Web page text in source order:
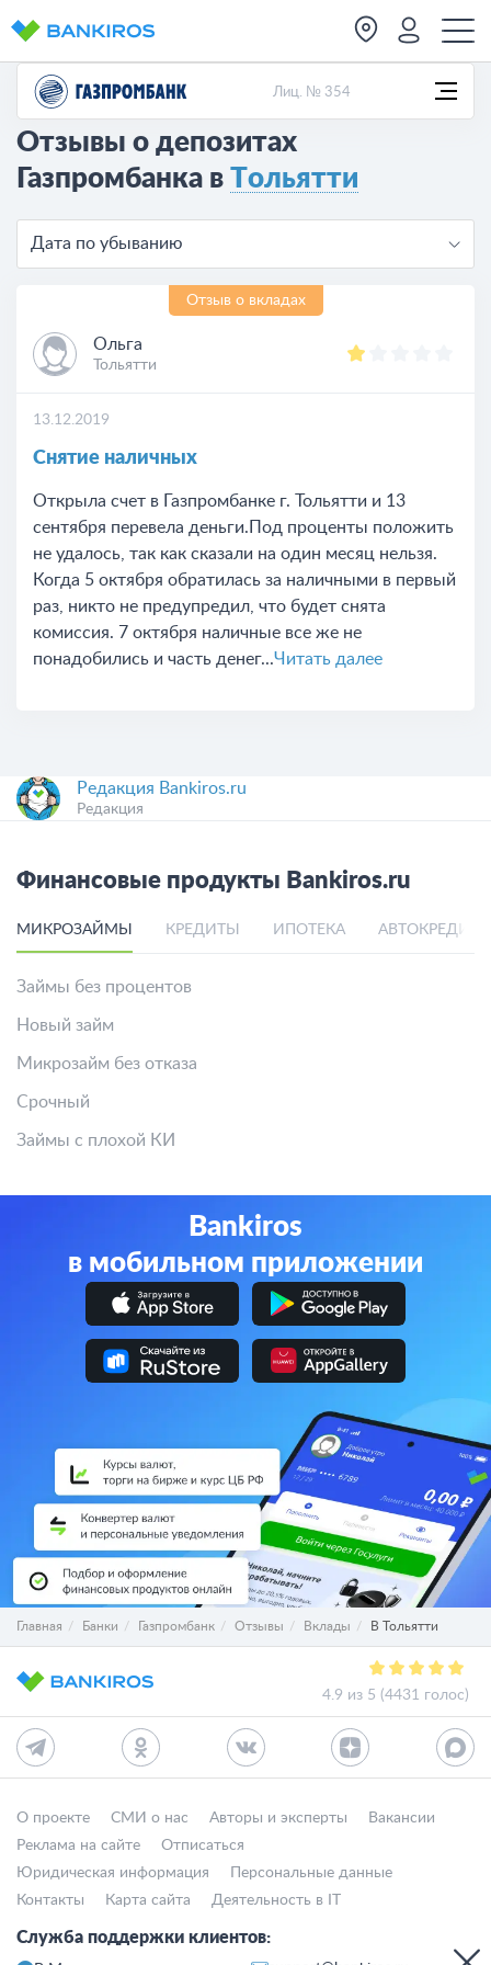
Лиц. № 354
Отзывы о депозитах
Газпромбанка в Тольятти
Дата по убыванию
Отзыв о вкладах
Ольга
Тольятти
13.12.2019
Снятие наличных
Открыла счет в Газпромбанке г. Тольятти и 13
сентября перевела деньги.Под проценты положить
не удалось, так как сказали на один месяц нельзя.
Когда 5 октября обратилась за наличными в первый
раз, никто не предупредил, что будет снята
комиссия. 7 октября наличные все же не
понадобились и часть денег...Читать далее
Редакция Bankiros.ru
Редакция
Финансовые продукты Bankiros.ru
МИКРОЗАЙМЫ КРЕДИТЫ ИПОТЕКА
Займы без процентов
Новый займ
Микрозайм без отказа
Срочный
Займы с плохой КИ
Bankiros
в мобильном приложении
Главная Банки Газпромбанк Отзывы Вклады В Тольятти
4.9 из 5 (4431 голос)
О проекте СМИ о нас Авторы и эксперты
Вакансии
Реклама на сайте
Отписаться
Юридическая информация
Персональные данные
Контакты
Карта сайта Деятельность в IT
Служба поддержки клиентов: